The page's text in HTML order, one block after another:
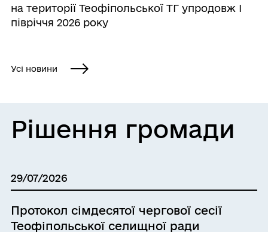
на території Теофіпольської ТГ упродовж І
півріччя 2026 року
Усі новини
Рішення громади
29/07/2026
Протокол сімдесятої чергової сесії
Теофіпольської селищної ради